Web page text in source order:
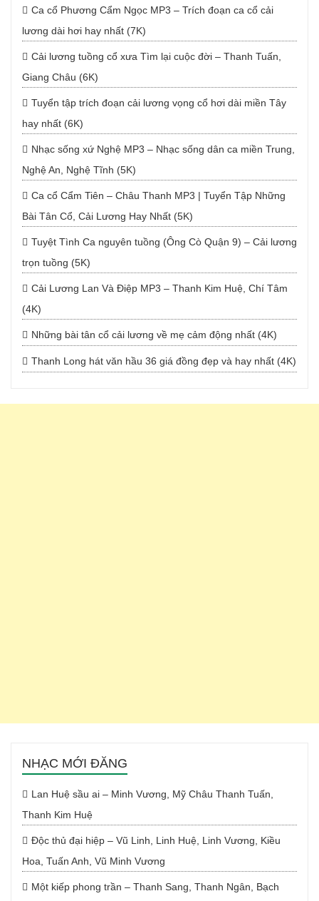
Ca cổ Phương Cẩm Ngọc MP3 – Trích đoạn ca cổ cải
lương dài hơi hay nhất (7K)
Cải lương tuồng cổ xưa Tìm lại cuộc đời – Thanh Tuấn,
Giang Châu (6K)
Tuyển tập trích đoạn cải lương vọng cổ hơi dài miền Tây
hay nhất (6K)
Nhạc sống xứ Nghệ MP3 – Nhạc sống dân ca miền Trung,
Nghệ An, Nghệ Tĩnh (5K)
Ca cổ Cẩm Tiên – Châu Thanh MP3 | Tuyển Tập Những
Bài Tân Cổ, Cải Lương Hay Nhất (5K)
Tuyệt Tình Ca nguyên tuồng (Ông Cò Quận 9) – Cải lương
trọn tuồng (5K)
Cải Lương Lan Và Điệp MP3 – Thanh Kim Huệ, Chí Tâm
(4K)
Những bài tân cổ cải lương về mẹ cảm động nhất (4K)
Thanh Long hát văn hầu 36 giá đồng đẹp và hay nhất (4K)
NHẠC MỚI ĐĂNG
Lan Huệ sầu ai – Minh Vương, Mỹ Châu Thanh Tuấn,
Thanh Kim Huệ
Độc thủ đại hiệp – Vũ Linh, Linh Huệ, Linh Vương, Kiều
Hoa, Tuấn Anh, Vũ Minh Vương
Một kiếp phong trần – Thanh Sang, Thanh Ngân, Bạch